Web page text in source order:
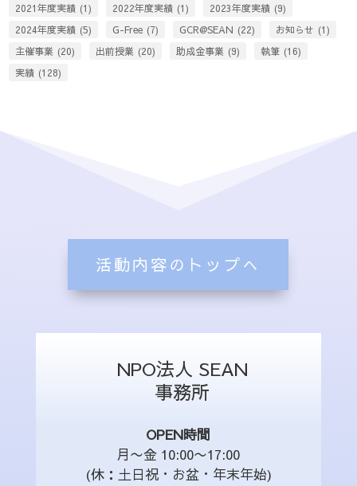
2021年度実績 (1) 2022年度実績 (1) 2023年度実績 (9)
2024年度実績 (5) G-Free (7) GCR@SEAN (22) お知らせ (1)
主催事業 (20) 出前授業 (20) 助成金事業 (9) 執筆 (16)
実績 (128)
活動内容のトップへ
NPO法人 SEAN
事務所
OPEN時間
月〜金 10:00〜17:00
(休：土日祝・お盆・年末年始)